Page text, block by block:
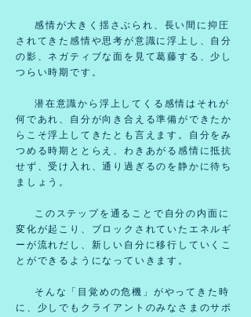
感情が大きく揺さぶられ、長い間に抑圧
されてきた感情や思考が意識に浮上し、自分
の影、ネガティブな面を見て葛藤する、少し
つらい時期です。
潜在意識から浮上してくる感情はそれが
何であれ、自分が向き合える準備ができたか
らこそ浮上してきたとも言えます。 自分をみ
つめる時期ととらえ、わきあがる感情に抵抗
せず、受け入れ、通り過ぎるのを静かに待ち
ましょう。
このステップを通ることで自分の内面に
変化が起こり、ブロックされていたエネルギ
ーが流れだし、 新しい自分に移行していくこ
とができるようになっていきます。
そんな「目覚めの危機」がやってきた時
に、少しでもクライアントのみなさまのサポ